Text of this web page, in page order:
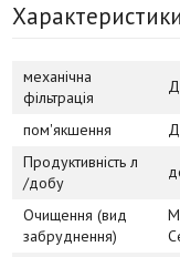
Характеристики
механічна
фільтрація
пом'якшення
Продуктивність л
/добу
Очищення (вид
забруднення)